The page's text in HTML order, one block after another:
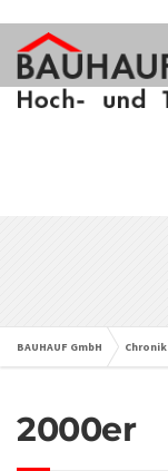
BAUHAUF GmbH Chronik
2000er